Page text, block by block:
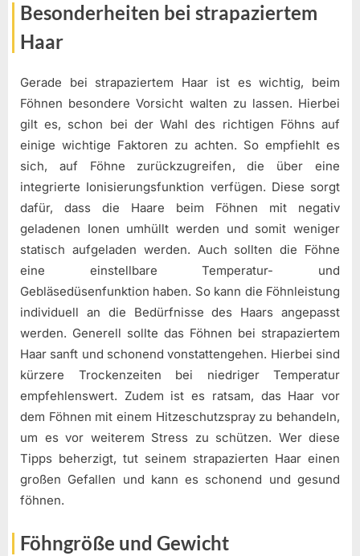
Besonderheiten bei strapaziertem
Haar
Gerade bei strapaziertem Haar ist es wichtig, beim
Föhnen besondere Vorsicht walten zu lassen. Hierbei
gilt es, schon bei der Wahl des richtigen Föhns auf
einige wichtige Faktoren zu achten. So empfiehlt es
sich, auf Föhne zurückzugreifen, die über eine
integrierte Ionisierungsfunktion verfügen. Diese sorgt
dafür, dass die Haare beim Föhnen mit negativ
geladenen Ionen umhüllt werden und somit weniger
statisch aufgeladen werden. Auch sollten die Föhne
eine einstellbare Temperatur- und
Gebläsedüsenfunktion haben. So kann die Föhnleistung
individuell an die Bedürfnisse des Haars angepasst
werden. Generell sollte das Föhnen bei strapaziertem
Haar sanft und schonend vonstattengehen. Hierbei sind
kürzere Trockenzeiten bei niedriger Temperatur
empfehlenswert. Zudem ist es ratsam, das Haar vor
dem Föhnen mit einem Hitzeschutzspray zu behandeln,
um es vor weiterem Stress zu schützen. Wer diese
Tipps beherzigt, tut seinem strapazierten Haar einen
großen Gefallen und kann es schonend und gesund
föhnen.
Föhngröße und Gewicht